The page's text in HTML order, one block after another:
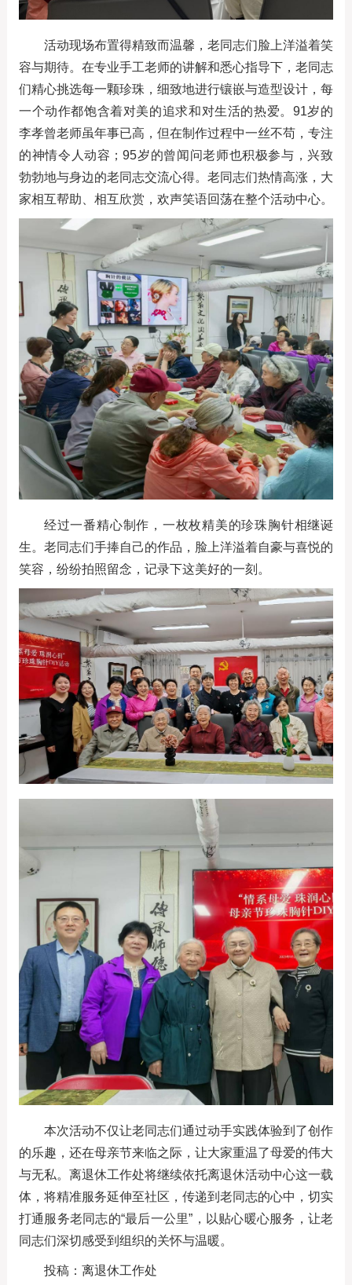
活动现场布置得精致而温馨，老同志们脸上洋溢着笑
容与期待。在专业手工老师的讲解和悉心指导下，老同志
们精心挑选每一颗珍珠，细致地进行镶嵌与造型设计，每
一个动作都饱含着对美的追求和对生活的热爱。91岁的
李孝曾老师虽年事已高，但在制作过程中一丝不苟，专注
的神情令人动容；95岁的曾闻问老师也积极参与，兴致
勃勃地与身边的老同志交流心得。老同志们热情高涨，大
家相互帮助、相互欣赏，欢声笑语回荡在整个活动中心。
经过一番精心制作，一枚枚精美的珍珠胸针相继诞
生。老同志们手捧自己的作品，脸上洋溢着自豪与喜悦的
笑容，纷纷拍照留念，记录下这美好的一刻。
本次活动不仅让老同志们通过动手实践体验到了创作
的乐趣，还在母亲节来临之际，让大家重温了母爱的伟大
与无私。离退休工作处将继续依托离退休活动中心这一载
体，将精准服务延伸至社区，传递到老同志的心中，切实
打通服务老同志的“最后一公里”，以贴心暖心服务，让老
同志们深切感受到组织的关怀与温暖。
投稿：离退休工作处